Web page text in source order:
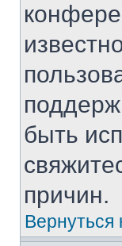
быть
причин.
Вернуться